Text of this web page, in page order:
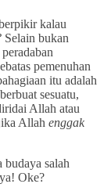
kalau
Selain bukan
pemenuhan
itu adalah
sesuatu,
Allah atau
Allah enggak
salah
Oke?